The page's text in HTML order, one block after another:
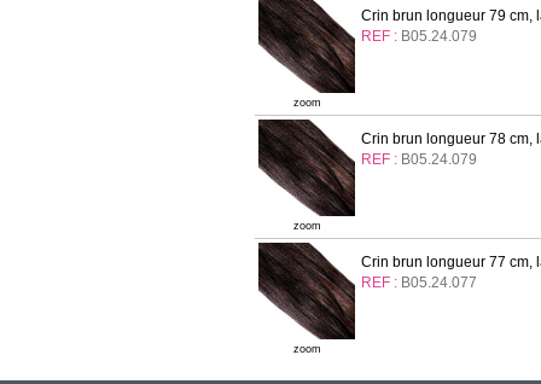
zoom
Crin brun longueur 79 cm,
REF : B05.24.079
zoom
Crin brun longueur 78 cm,
REF : B05.24.079
zoom
Crin brun longueur 77 cm,
REF : B05.24.077